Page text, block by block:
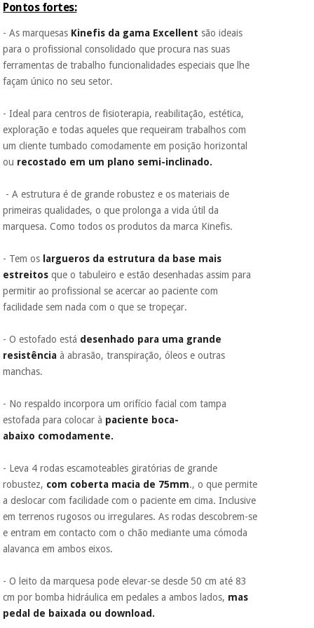
quiser, sem
penalizações ou
truques.
dados a terceiros
nem o
incomodaremos para
tentar vender-lhe um
crédito pessoal.
Pontos fortes:
- As marquesas Kinefis da gama Excellent são ideais
para o profissional consolidado que procura nas suas
ferramentas de trabalho funcionalidades especiais que lhe
façam único no seu setor.
- Ideal para centros de fisioterapia, reabilitação, estética,
exploração e todas aqueles que requeiram trabalhos com
um cliente tumbado comodamente em posição horizontal
ou recostado em um plano semi-inclinado.
- A estrutura é de grande robustez e os materiais de
primeiras qualidades, o que prolonga a vida útil da
marquesa. Como todos os produtos da marca Kinefis.
- Tem os largueros da estrutura da base mais
estreitos que o tabuleiro e estão desenhadas assim para
permitir ao profissional se acercar ao paciente com
facilidade sem nada com o que se tropeçar.
- O estofado está desenhado para uma grande
resistência à abrasão, transpiração, óleos e outras
manchas.
- No respaldo incorpora um orifício facial com tampa
estofada para colocar à paciente boca-
abaixo comodamente.
- Leva 4 rodas escamoteables giratórias de grande
robustez, com coberta macia de 75mm., o que permite
a deslocar com facilidade com o paciente em cima. Inclusive
em terrenos rugosos ou irregulares. As rodas descobrem-se
e entram em contacto com o chão mediante uma cómoda
alavanca em ambos eixos.
- O leito da marquesa pode elevar-se desde 50 cm até 83
cm por bomba hidráulica em pedales a ambos lados, mas
pedal de baixada ou download.